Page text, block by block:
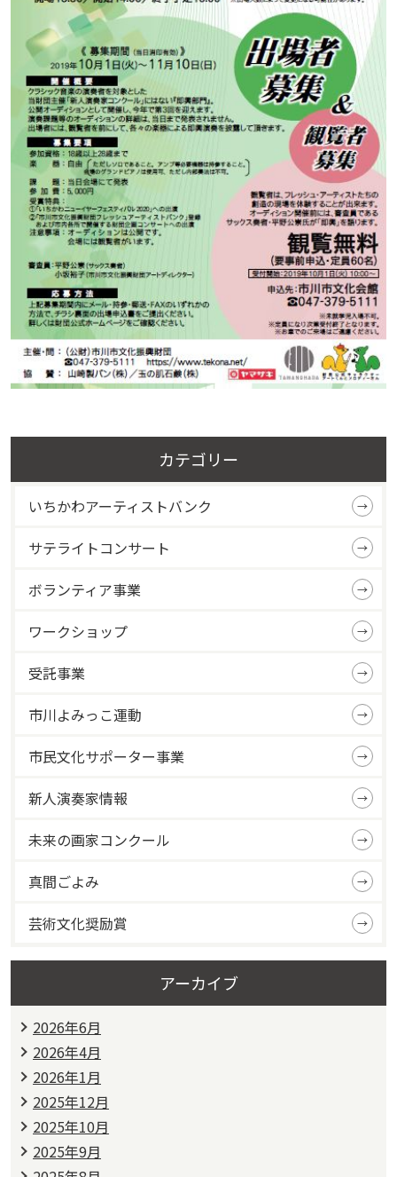
カテゴリー
いちかわアーティストバンク
サテライトコンサート
ボランティア事業
ワークショップ
受託事業
市川よみっこ運動
市民文化サポーター事業
新人演奏家情報
未来の画家コンクール
真間ごよみ
芸術文化奨励賞
アーカイブ
2026年6月
2026年4月
2026年1月
2025年12月
2025年10月
2025年9月